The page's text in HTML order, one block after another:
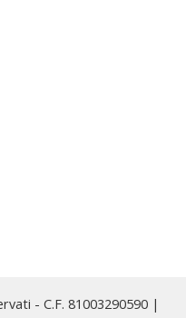
- C.F. 81003290590 |